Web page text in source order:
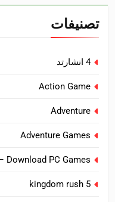
تصنيفات
4 انشارتد
Action Game
Adventure
Adventure Games
Download PC Games – تحميل العاب الويندوز
kingdom rush 5